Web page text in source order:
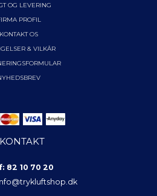
OG LEVERING
PROFIL
KONTAKT OS
& VILKÅR
KONTAKT
82 10 70 20